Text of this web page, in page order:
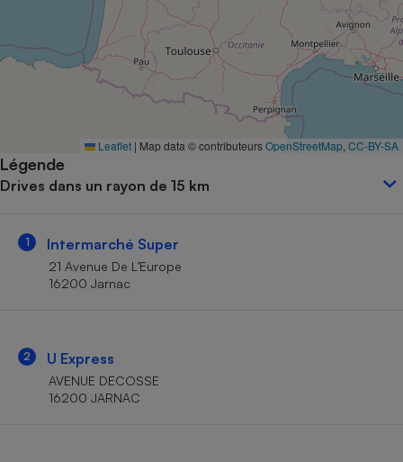
Leaflet | Map data © contributeursOpenStreetMap CC-BY-SA
Légende
Drives dans un rayon de 15 km
1 Intermarché Super
21 Avenue De L’Europe
16200 Jarnac
2 U Express
AVENUE DECOSSE
16200 JARNAC
Complément
alimentaire
Assurance emprunteur
Petit électroménager -
Mutuelle